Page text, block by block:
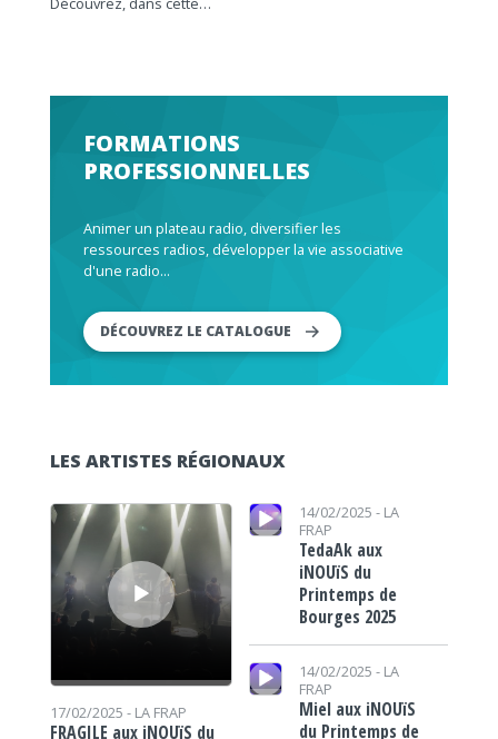
FORMATIONS
PROFESSIONNELLES
Animer un plateau radio, diversifier les
ressources radios, développer la vie associative
d'une radio...
DÉCOUVREZ LE CATALOGUE
LES ARTISTES RÉGIONAUX
Lecteur audio
17/02/2025 - LA FRAP
FRAGILE aux iNOUïS du
Lecteur audio 14/02/2025 - LA
FRAP
TedaAk aux
iNOUïS du
Printemps de
Bourges 2025
Lecteur audio
14/02/2025 - LA
FRAP
Miel aux iNOUïS
du Printemps de